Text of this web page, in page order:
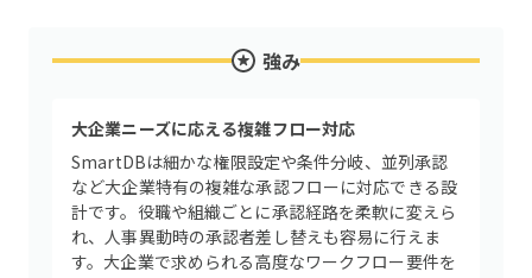
強み
大企業ニーズに応える複雑フロー対応
SmartDBは細かな権限設定や条件分岐、並列承認
など大企業特有の複雑な承認フローに対応できる設
計です。役職や組織ごとに承認経路を柔軟に変えら
れ、人事異動時の承認者差し替えも容易に行えま
す。大企業で求められる高度なワークフロー要件を